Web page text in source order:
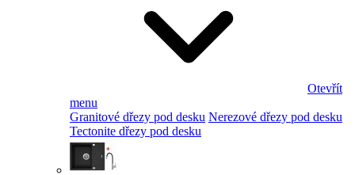
Otevřít
menu
Granitové dřezy pod desku Nerezové dřezy pod desku
Tectonite dřezy pod desku